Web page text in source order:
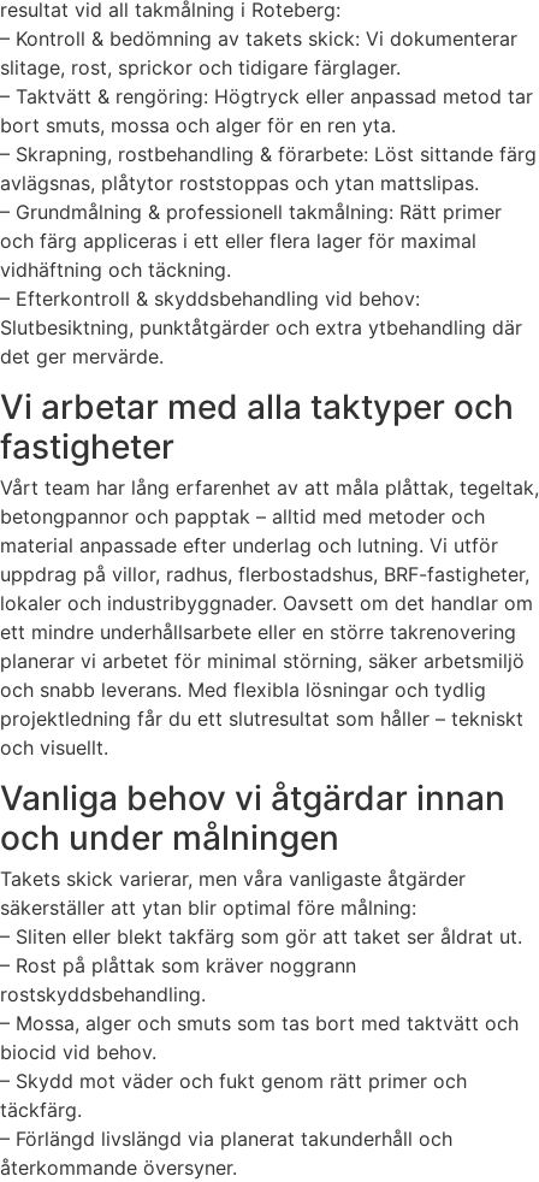
resultat vid all takmålning i Roteberg:
– Kontroll & bedömning av takets skick: Vi dokumenterar
slitage, rost, sprickor och tidigare färglager.
– Taktvätt & rengöring: Högtryck eller anpassad metod tar
bort smuts, mossa och alger för en ren yta.
– Skrapning, rostbehandling & förarbete: Löst sittande färg
avlägsnas, plåtytor roststoppas och ytan mattslipas.
– Grundmålning & professionell takmålning: Rätt primer
och färg appliceras i ett eller flera lager för maximal
vidhäftning och täckning.
– Efterkontroll & skyddsbehandling vid behov:
Slutbesiktning, punktåtgärder och extra ytbehandling där
det ger mervärde.
Vi arbetar med alla taktyper och
fastigheter
Vårt team har lång erfarenhet av att måla plåttak, tegeltak,
betongpannor och papptak – alltid med metoder och
material anpassade efter underlag och lutning. Vi utför
uppdrag på villor, radhus, flerbostadshus, BRF-fastigheter,
lokaler och industribyggnader. Oavsett om det handlar om
ett mindre underhållsarbete eller en större takrenovering
planerar vi arbetet för minimal störning, säker arbetsmiljö
och snabb leverans. Med flexibla lösningar och tydlig
projektledning får du ett slutresultat som håller – tekniskt
och visuellt.
Vanliga behov vi åtgärdar innan
och under målningen
Takets skick varierar, men våra vanligaste åtgärder
säkerställer att ytan blir optimal före målning:
– Sliten eller blekt takfärg som gör att taket ser åldrat ut.
– Rost på plåttak som kräver noggrann
rostskyddsbehandling.
– Mossa, alger och smuts som tas bort med taktvätt och
biocid vid behov.
– Skydd mot väder och fukt genom rätt primer och
täckfärg.
– Förlängd livslängd via planerat takunderhåll och
återkommande översyner.